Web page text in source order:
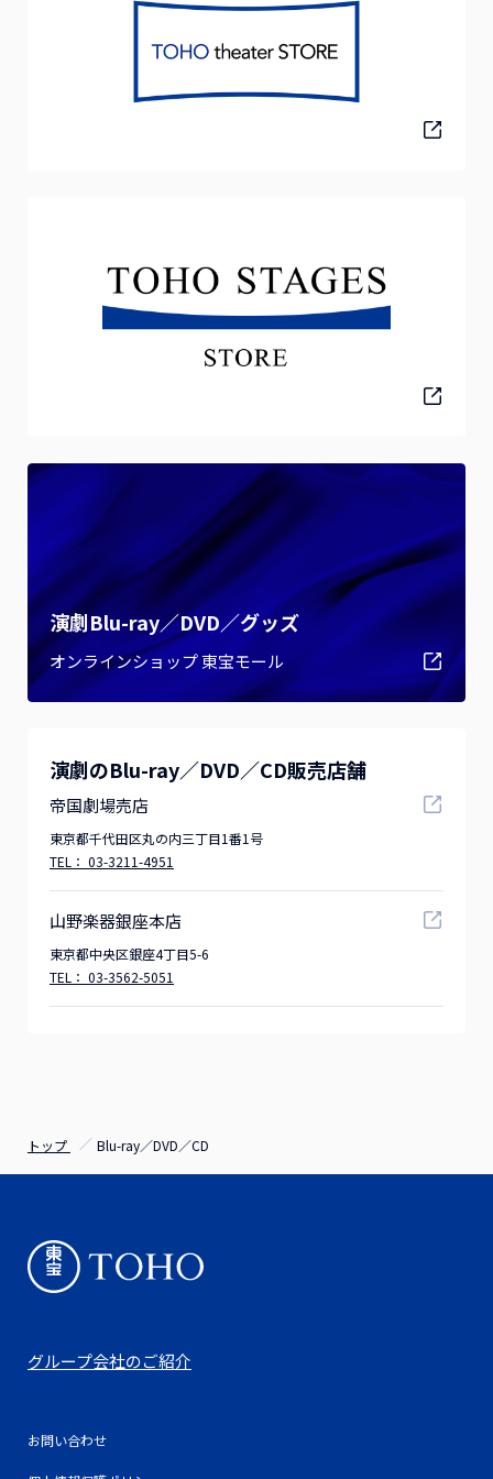
演劇Blu-ray／DVD／グッズ
オンラインショップ 東宝モール
演劇のBlu-ray／DVD／CD販売店舗
帝国劇場売店
東京都千代田区丸の内三丁目1番1号
TEL： 03-3211-4951
山野楽器銀座本店
東京都中央区銀座4丁目5-6
TEL： 03-3562-5051
トップ Blu-ray／DVD／CD
グループ会社のご紹介
お問い合わせ